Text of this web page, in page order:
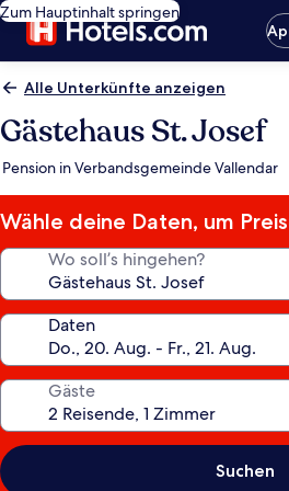
Zum Hauptinhalt springen
Alle Unterkünfte anzeigen
Gästehaus St. Josef
Pension in Verbandsgemeinde Vallendar
Wähle deine Daten, um
Wo soll’s hingehen?
Daten
Gäste
Suchen